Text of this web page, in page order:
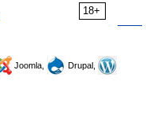
18+
Joomla,
Drupal,